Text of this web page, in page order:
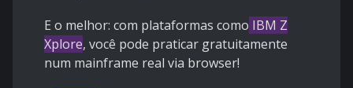
E o melhor: com plataformas como IBM Z
Xplore, você pode praticar gratuitamente
num mainframe real via browser!